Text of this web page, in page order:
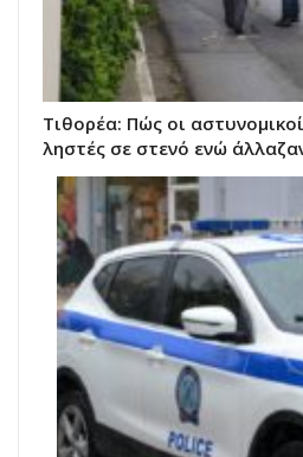
Τιθορέα: Πώς οι
ληστές σε στενό ενώ